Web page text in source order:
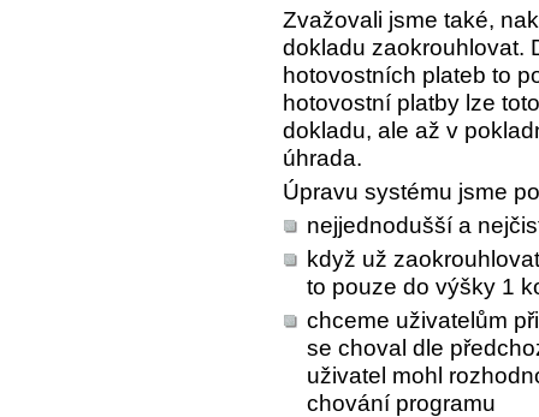
Zvažovali jsme také,
dokladu zaokrouhlovat.
hotovostních plateb to
hotovostní platby lze
dokladu, ale až v
úhrada.
Úpravu systému jsme
nejjednodušší a
když už
to pouze do výšky 1
chceme uživatelům
se choval dle
uživatel mohl
chování programu